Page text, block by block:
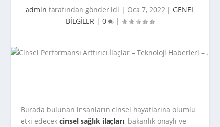
admin tarafından gönderildi | Oca 7, 2022 | GENEL
BİLGİLER | 0 |
Burada bulunan insanların cinsel hayatlarına olumlu
etki edecekcinsel sağlık ilaçları, bakanlık onaylı ve